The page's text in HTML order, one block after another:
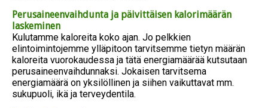
Perusaineenvaihdunta ja päivittäisen kalorimäärän
laskeminen
Kulutamme kaloreita koko ajan. Jo pelkkien
elintoimintojemme ylläpitoon tarvitsemme tietyn määrän
kaloreita vuorokaudessa ja tätä energiamäärää kutsutaan
perusaineenvaihdunnaksi. Jokaisen tarvitsema
energiamäärä on yksilöllinen ja siihen vaikuttavat mm.
sukupuoli, ikä ja terveydentila.